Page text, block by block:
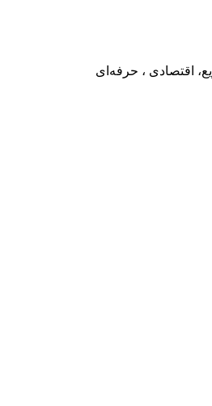
اقتصادی ، حرفه‌ای